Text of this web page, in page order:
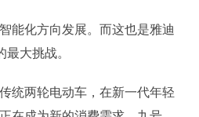
能化方向发展。而这也是雅迪
最大挑战。
统两轮电动车，在新一代年轻